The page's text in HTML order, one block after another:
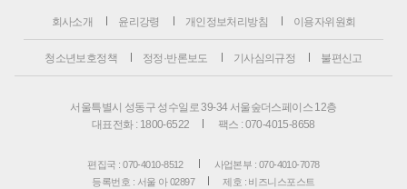
회사소개 윤리강령 개인정보처리방침 이용자위원회
청소년보호정책 정정·반론보도 기사심의규정 불편신고
서울특별시 성동구 성수일로 39-34 서울숲더스페이스 12층
대표전화 : 1800-6522
팩스 : 070-4015-8658
편집국 : 070-4010-8512
사업본부 : 070-4010-7078
등록번호 : 서울 아 02897
제호 : 비즈니스포스트